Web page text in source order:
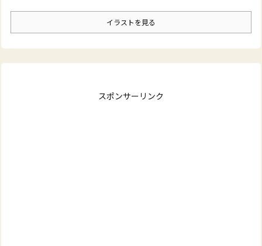
イラストを見る
スポンサーリンク